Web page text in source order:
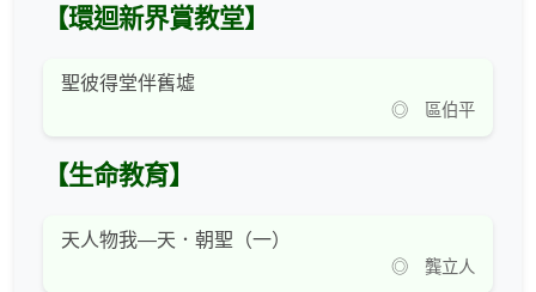
【環迴新界賞教堂】
聖彼得堂伴舊墟
◎ 區伯平
【生命教育】
天人物我—天．朝聖（一）
◎ 龔立人